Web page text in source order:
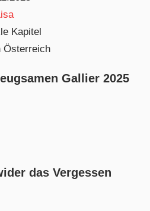
Kapitel
Österreich
Gallier 2025
das Vergessen